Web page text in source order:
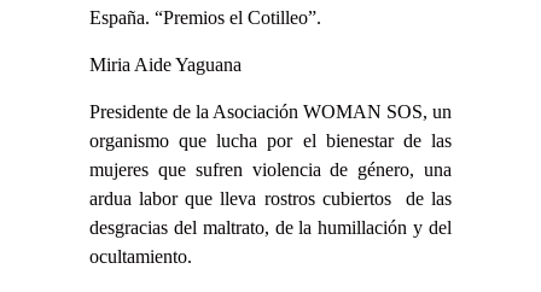
España. “Premios el Cotilleo”.
Miria Aide Yaguana
Presidente de la Asociación WOMAN SOS, un
organismo que lucha por el bienestar de las
mujeres que sufren violencia de género, una
ardua labor que lleva rostros cubiertos de las
desgracias del maltrato, de la humillación y del
ocultamiento.